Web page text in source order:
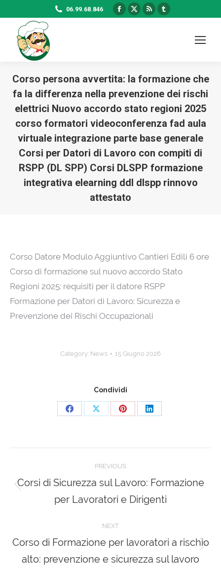
06.99.68.846
Facebook
window
X
window
Rss
window
Tumblr
window
Corso persona avvertita: la formazione che
fa la differenza nella prevenzione dei rischi
elettrici Nuovo accordo stato regioni 2025
corso formatori videoconferenza fad aula
virtuale integrazione parte base generale
Corsi per Datori di Lavoro con compiti di
RSPP (DL SPP) Corsi DLSPP formazione
integrativa elearning ddl dlspp rinnovo
attestato
Corso Datore Modulo Aggiuntivo Cantieri Edili 6 ore
Corso di formazione sul nuovo accordo Stato
Regioni 2025: requisiti per il datore RSPP
Formazione per Datori di Lavoro: Sicurezza e
Prevenzione dei Rischi Occupazionali
Category: News 15 Giugno 2026
Condividi
Share Share Share Share
navigation
PREVIOUS
post:
Corsi di Sicurezza sul Lavoro: Formazione
per Lavoratori e Dirigenti
NEXT
Next
post:
Corso di Formazione per lavoratori a rischio
alto: prevenzione e sicurezza sul lavoro